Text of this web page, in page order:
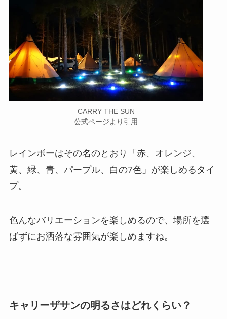
CARRY THE SUN
公式ページより引用
レインボーはその名のとおり「赤、オレンジ、
黄、緑、青、パープル、白の7色」が楽しめるタイ
プ。
色んなバリエーションを楽しめるので、場所を選
ばずにお洒落な雰囲気が楽しめますね。
キャリーザサンの明るさはどれくらい？